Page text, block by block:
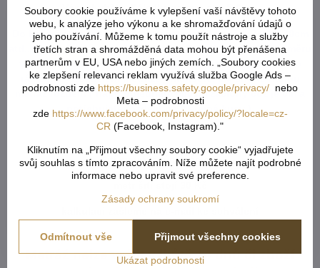
Vám chybělo. Záložka zabere cca 5-6cm.
Do košíku vkládejte celkový počet v cm ( např. 1,7m = 170cm
atd...) od každého rozměru či barvy. Pokud u jednoho rozměru
vložíte x různý počet cm, vše se vám sčítá dohromady. Do
rámečku - Rozdělení metráže - napíšete, jak chtete danou
metráž rozdělit ( např. objednáte 800cm záclony což je 8m a
potřebujete rozdělit na 2 stejné kusy ).
Šití metrážových záclon:
Metráž nelze vrátit v lhůtě 14 dnů či zboží
Soubory cookie používáme k vylepšení vaší návštěvy tohoto
webu, k analýze jeho výkonu a ke shromažďování údajů o
jeho používání. Můžeme k tomu použít nástroje a služby
třetích stran a shromážděná data mohou být přenášena
partnerům v EU, USA nebo jiných zemích. „Soubory cookies
ke zlepšení relevanci reklam využívá služba Google Ads –
podrobnosti zde https://business.safety.google/privacy/ nebo
Meta – podrobnosti
zde https://www.facebook.com/privacy/policy/?locale=cz-
CR (Facebook, Instagram)."
Kliknutím na „Přijmout všechny soubory cookie“ vyjadřujete
svůj souhlas s tímto zpracováním. Níže můžete najít podrobné
informace nebo upravit své preference.
Zásady ochrany soukromí
Ukázat podrobnosti
Přijmout všechny cookies
Odmítnout vše